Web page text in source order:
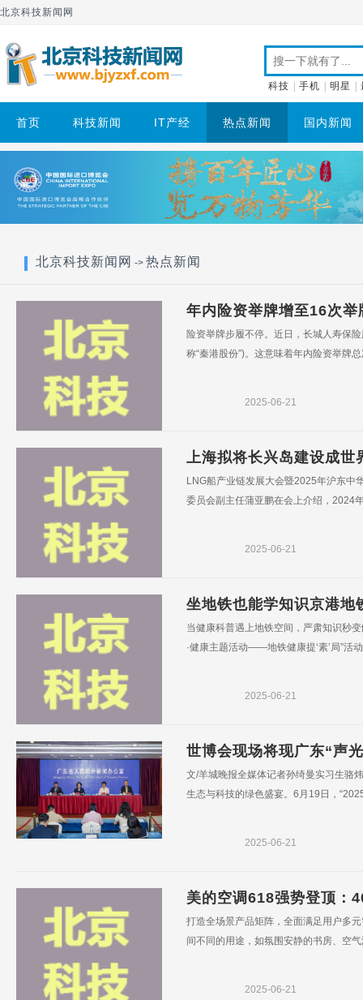
北京科技新闻网
科技 手机 明星
首页 科技新闻 IT产经 热点新闻 国内新闻
北京科技新闻网 -> 热点新闻
年内险资举牌增至16次
险资举牌步履不停。近日，长城人寿保
称“秦港股份”)。这意味着年内险资举牌
2025-06-21
上海拟将长兴岛建设成世
LNG船产业链发展大会暨2025年沪东中
委员会副主任蒲亚鹏在会上介绍，2024
2025-06-21
坐地铁也能学知识京港地
当健康科普遇上地铁空间，严肃知识秒
·健康主题活动——地铁健康提‘素’局”活
2025-06-21
世博会现场将现广东“声
文/羊城晚报全媒体记者孙绮曼实习生骆
生态与科技的绿色盛宴。6月19日，
2025-06-21
美的空调618强势登顶：
打造全场景产品矩阵，全面满足用户多
间不同的用途，如氛围安静的书房、空
2025-06-21